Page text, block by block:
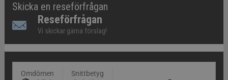
Skicka en reseförfrågan
Reseförfrågan
Vi skickar gärna förslag!